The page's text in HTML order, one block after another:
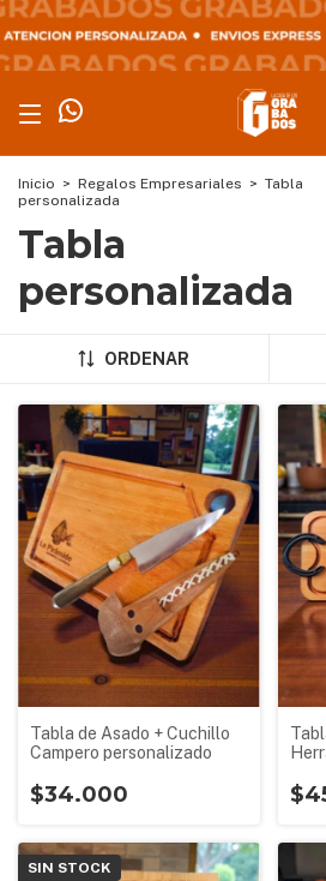
Inicio > Regalos Empresariales > Tabla
personalizada
Tabla
personalizada
ORDENAR
Tabla de Asado + Cuchillo
Campero personalizado
$34.000
SIN STOCK